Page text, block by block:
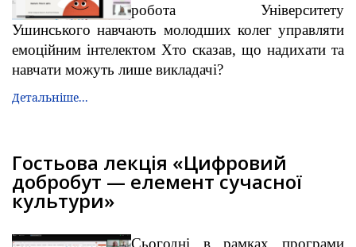
робота Університету
Ушинського навчають молодших колег управляти
емоційним інтелектом Хто сказав, що надихати та
навчати можуть лише викладачі?
Детальніше...
Гостьова лекція «Цифровий
добробут — елемент сучасної
культури»
Сьогодні в рамках програми